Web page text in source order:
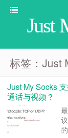
Just
标签：Just
Just My Socks
通话与视频？